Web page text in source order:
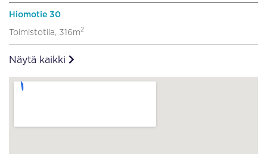
Hiomotie 30
Toimistotila, 316m2
Näytä kaikki